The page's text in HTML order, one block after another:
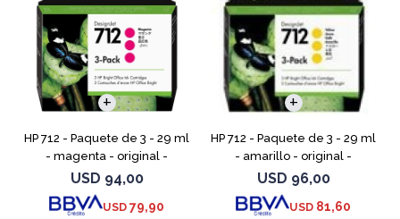
HP 712 - Paquete de 3 - 29 ml
- magenta - original -
DesignJet - cartucho de tinta
- para DesignJet Studio, T210,
T230, T250, T6
USD 94,00
USD 79,90
HP 712 - Paquete de 3 - 29 ml
- amarillo - original -
DesignJet - cartucho de tinta
- para DesignJet Studio, T210,
T230, T250, T
USD 96,00
USD 81,60